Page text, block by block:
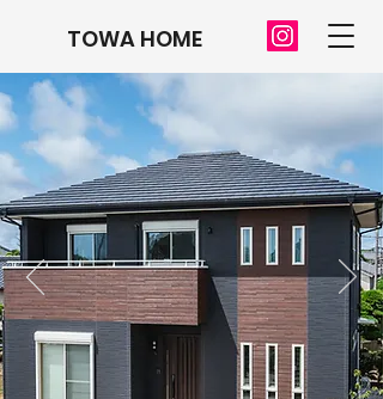
TOWA HOME